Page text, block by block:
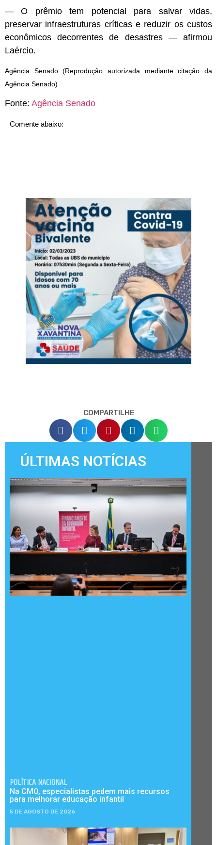
— O prêmio tem potencial para salvar vidas,
preservar infraestruturas críticas e reduzir os custos
econômicos decorrentes de desastres — afirmou
Laércio.
Agência Senado (Reprodução autorizada mediante citação da
Agência Senado)
Fonte: Agência Senado
Comente abaixo:
COMPARTILHE
ÚLTIMAS NOTÍCIAS
POLÍTICA NACIONAL
Na CMO, especialistas pedem mais recursos
para melhorar educação infantil
5 DE AGOSTO DE 2026